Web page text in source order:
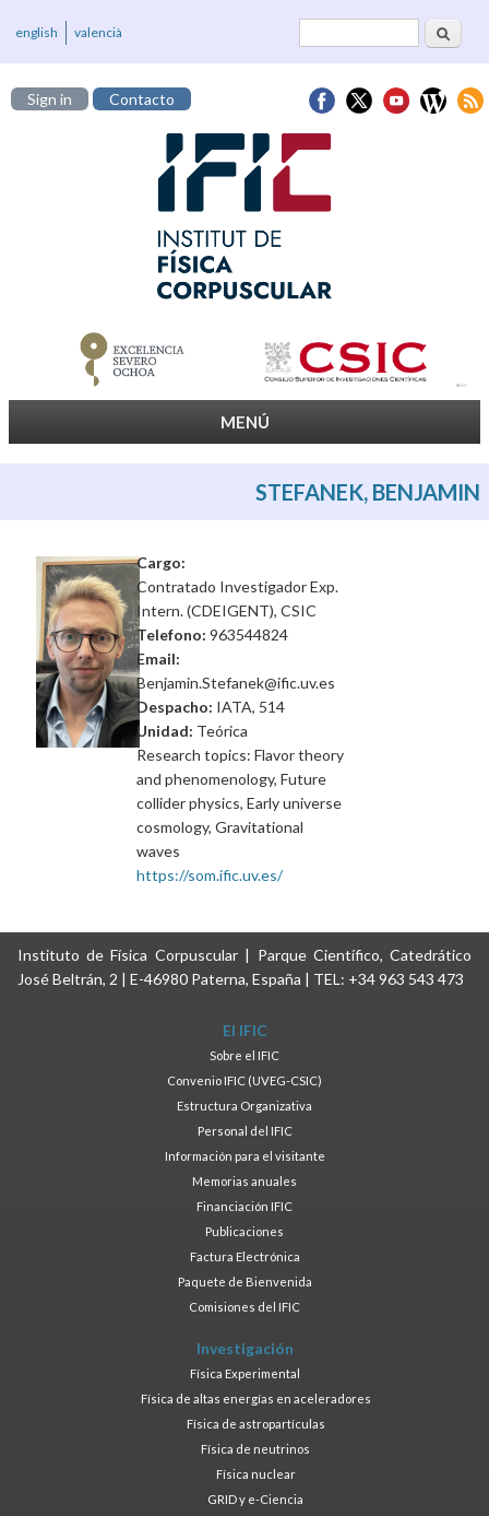
Formulario deBuscar
english valencià
Sign in Contacto
MENÚ
STEFANEK, BENJAMIN
Cargo:
Contratado Investigador Exp.
Intern. (CDEIGENT), CSIC
Telefono: 963544824
Email:
Benjamin.Stefanek@ific.uv.es
Despacho: IATA, 514
Unidad: Teórica
Research topics: Flavor theory
and phenomenology, Future
collider physics, Early universe
cosmology, Gravitational
waves
https://som.ific.uv.es/
Instituto de Física Corpuscular | Parque Científico, Catedrático
José Beltrán, 2 | E-46980 Paterna, España | TEL: +34 963 543 473
El IFIC
Sobre el IFIC
Convenio IFIC (UVEG-CSIC)
Estructura Organizativa
Personal del IFIC
Información para el visitante
Memorias anuales
Financiación IFIC
Publicaciones
Factura Electrónica
Paquete de Bienvenida
Comisiones del IFIC
Investigación
Física Experimental
Física de altas energías en aceleradores
Física de astropartículas
Física de neutrinos
Física nuclear
GRID y e-Ciencia